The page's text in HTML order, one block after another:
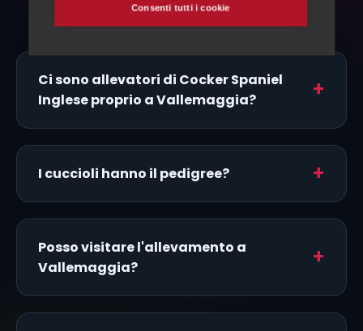
Ci sono allevatori di Cocker Spaniel
Inglese proprio a Vallemaggia?
I cuccioli hanno il pedigree?
Posso visitare l'allevamento a
Vallemaggia?
Consenti tutti i cookie